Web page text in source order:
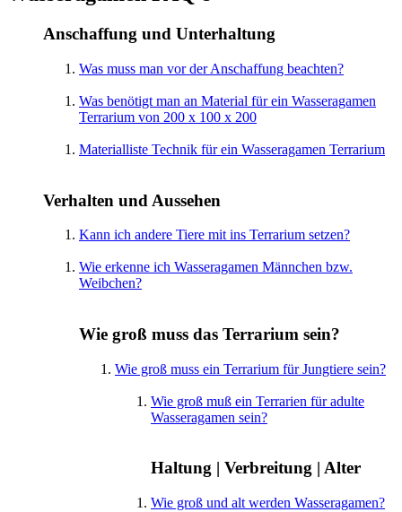
Anschaffung und Unterhaltung
Was muss man vor der Anschaffung beachten?
Was benötigt man an Material für ein Wasseragamen
Terrarium von 200 x 100 x 200
Materialliste Technik für ein Wasseragamen Terrarium
Verhalten und Aussehen
Kann ich andere Tiere mit ins Terrarium setzen?
Wie erkenne ich Wasseragamen Männchen bzw.
Weibchen?
Wie groß muss das Terrarium sein?
Wie groß muss ein Terrarium für Jungtiere sein?
Wie groß muß ein Terrarien für adulte
Wasseragamen sein?
Haltung | Verbreitung | Alter
Wie groß und alt werden Wasseragamen?